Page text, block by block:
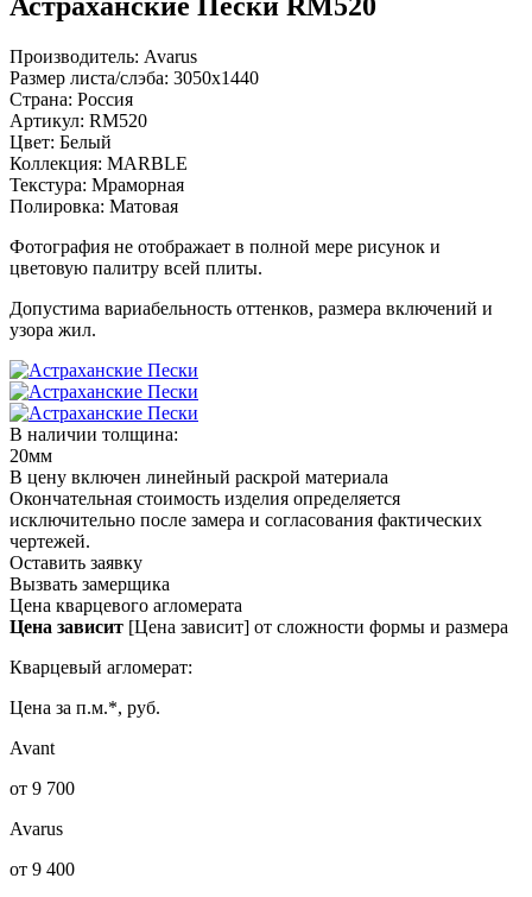
Производитель: Avarus
Размер листа/слэба: 3050х1440
Страна: Россия
Артикул: RM520
Цвет: Белый
Коллекция: MARBLE
Текстура: Мраморная
Полировка: Матовая
Фотография не отображает в полной мере рисунок и
цветовую палитру всей плиты.
Допустима вариабельность оттенков, размера включений и
узора жил.
В наличии толщина:
20мм
В цену включен линейный раскрой материала
Окончательная стоимость изделия определяется
исключительно после замера и согласования фактических
чертежей.
Оставить заявку
Вызвать замерщика
Цена кварцевого агломерата
Цена зависит [Цена зависит] от сложности формы и размера
Кварцевый агломерат:
Цена за п.м.*, руб.
Avant
от 9 700
Avarus
от 9 400